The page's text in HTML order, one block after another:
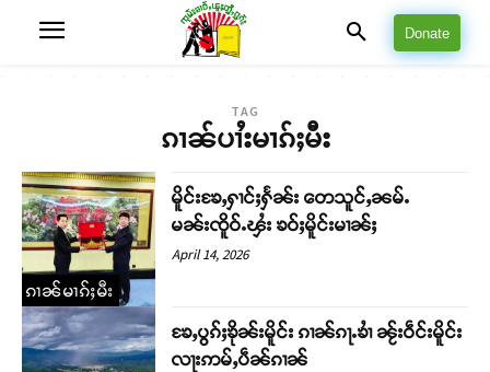
Donate
TAG
ၵၢၼ်ပၢႆးမၢၵ်ႈမီး
ၵၢၼ်မၢၵ်ႈမီး
မိူင်းၶႄႇႁၢင်ႈႁႅၼ်း တေသူင်ႇၼမ်ႉ
မၼ်းၸိူဝ်ႉၾႆး ၶဝ်ႈမိူင်းမၢၼ်ႈ
April 14, 2026
ၶႄႇပွၵ်ႈၶိုၼ်းမိူင်း ၵၢၼ်ၵႃႉၶၢႆ ၼႂ်းဝဵင်းမိူင်း
လႃးဢမ်ႇပဵၼ်ၵၢၼ်